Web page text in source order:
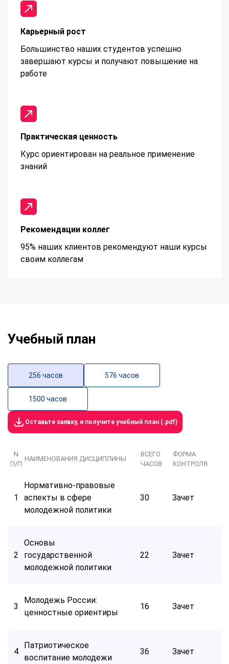
Карьерный рост
Большинство наших студентов успешно
завершают курсы и получают повышение на
работе
Практическая ценность
Курс ориентирован на реальное применение
знаний
Рекомендации коллег
95% наших клиентов рекомендуют наши курсы
своим коллегам
Учебный план
256 часов 576 часов
1500 часов
Оставьте заявку, и получите учебный план (.pdf)
N
П/П
НАИМЕНОВАНИЯ ДИСЦИПЛИНЫ
ВСЕГО
ЧАСОВ
ФОРМА
КОНТРОЛЯ
1
Нормативно-правовые
аспекты в сфере
молодежной политики
30 Зачет
2
Основы
государственной
молодежной политики
22 Зачет
3
Молодежь России:
ценностные ориентиры
16 Зачет
4
Патриотическое
воспитание молодежи
36 Зачет